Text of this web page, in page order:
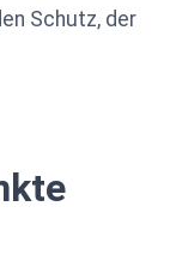
Schutz, der